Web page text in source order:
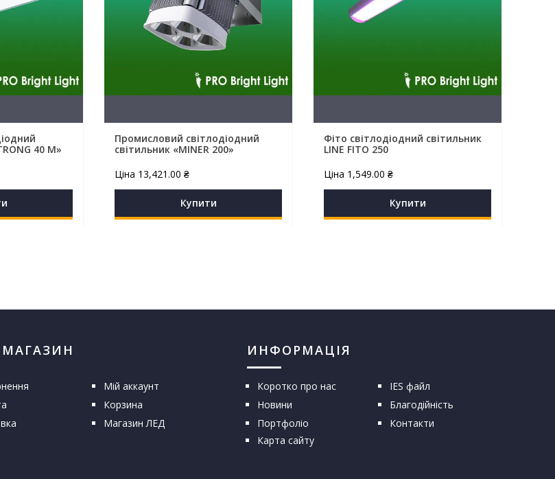
40 M»
Промисловий світлодіодний
світильник «MINER 200»
Ціна 13,421.00 ₴
Купити
Фіто світлодіодний світильник
LINE FITO 250
Ціна 1,549.00 ₴
Купити
Мій аккаунт
Корзина
Магазин ЛЕД
ИНФОРМАЦІЯ
Коротко про нас
Новини
Портфоліо
IES файл
Благодійність
Контакти
Карта сайту